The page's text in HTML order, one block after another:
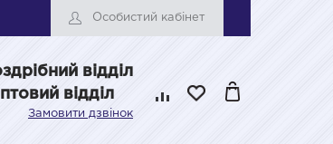
Особистий кабінет
відділ
відділ
Замовити дзвінок